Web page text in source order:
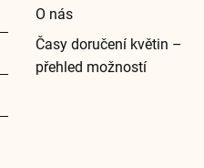
O nás
Časy doručení květin –
přehled možností